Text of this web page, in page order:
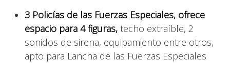
3 Policías de las Fuerzas Especiales, ofrece
espacio para 4 figuras, techo extraíble, 2
sonidos de sirena, equipamiento entre otros,
apto para Lancha de las Fuerzas Especiales